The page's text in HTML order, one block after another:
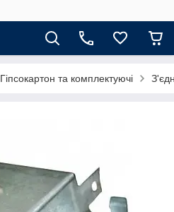
Гіпсокартон та комплектуючі